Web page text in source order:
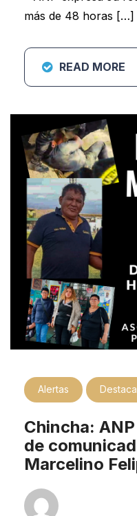
más de 48 horas […]
READ MORE
Alertas
Chincha:
de
Marcelino